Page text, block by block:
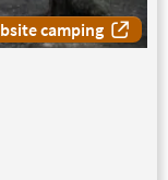
camping